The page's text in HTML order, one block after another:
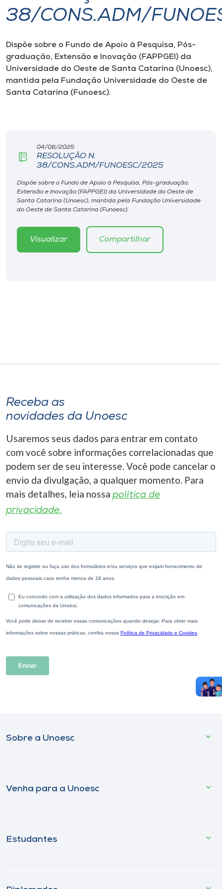
I.nova
Diplomados
Cultura
Editora
Rádio
Museu
38/CONS.ADM/
Dispõe sobre o Fundo de Apoio à Pesquisa, Pós-
graduação, Extensão e Inovação (FAPPGEI) da
Universidade do Oeste de Santa Catarina (Unoesc),
mantida pela Fundação Universidade do Oeste de
Santa Catarina (Funoesc).
04/06/2025
RESOLUÇÃO N.
38/CONS.ADM/FUNOESC/2025
Dispõe sobre o Fundo de Apoio à Pesquisa, Pós-graduação,
Extensão e Inovação (FAPPGEI) da Universidade do Oeste de
Santa Catarina (Unoesc), mantida pela Fundação Universidade
do Oeste de Santa Catarina (Funoesc).
Visualizar Compartilhar
Receba as
novidades da Unoesc
Usaremos seus dados para entrar em contato
com você sobre informações correlacionadas que
podem ser de seu interesse. Você pode cancelar o
envio da divulgação, a qualquer momento. Para
mais detalhes, leia nossa política de
privacidade.
Sobre a Unoesc
Venha para a Unoesc
Estudantes